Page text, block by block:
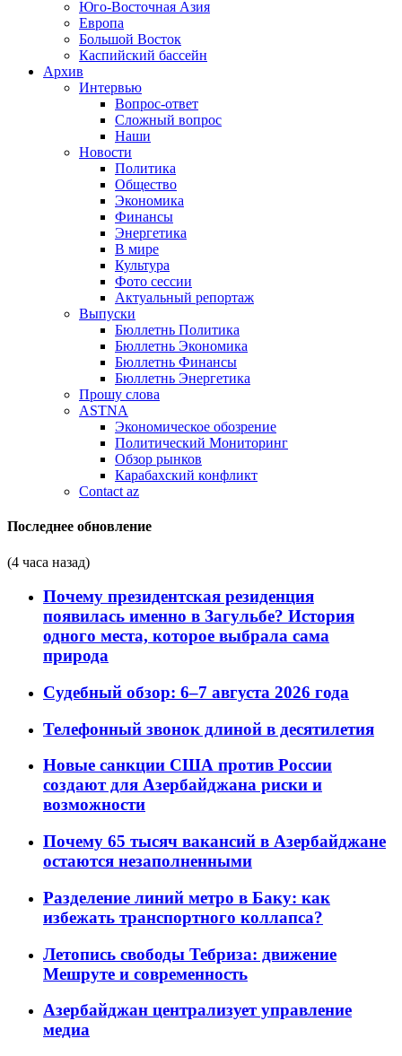
Юго-Восточная Азия
Европа
Большой Восток
Каспийский бассейн
Архив
Интервью
Вопрос-ответ
Сложный вопрос
Наши
Новости
Политика
Общество
Экономика
Финансы
Энергетика
В мире
Культура
Фото сессии
Актуальный репортаж
Выпуски
Бюллетнь Политика
Бюллетнь Экономика
Бюллетнь Финансы
Бюллетнь Энергетика
Прошу слова
ASTNA
Экономическое обозрение
Политический Мониторинг
Обзор рынков
Карабахский конфликт
Contact az
Последнее обновление
(4 часа назад)
Почему президентская резиденция
появилась именно в Загульбе? История
одного места, которое выбрала сама
природа
Судебный обзор: 6–7 августа 2026 года
Телефонный звонок длиной в десятилетия
Новые санкции США против России
создают для Азербайджана риски и
возможности
Почему 65 тысяч вакансий в Азербайджане
остаются незаполненными
Разделение линий метро в Баку: как
избежать транспортного коллапса?
Летопись свободы Тебриза: движение
Мешруте и современность
Азербайджан централизует управление
медиа